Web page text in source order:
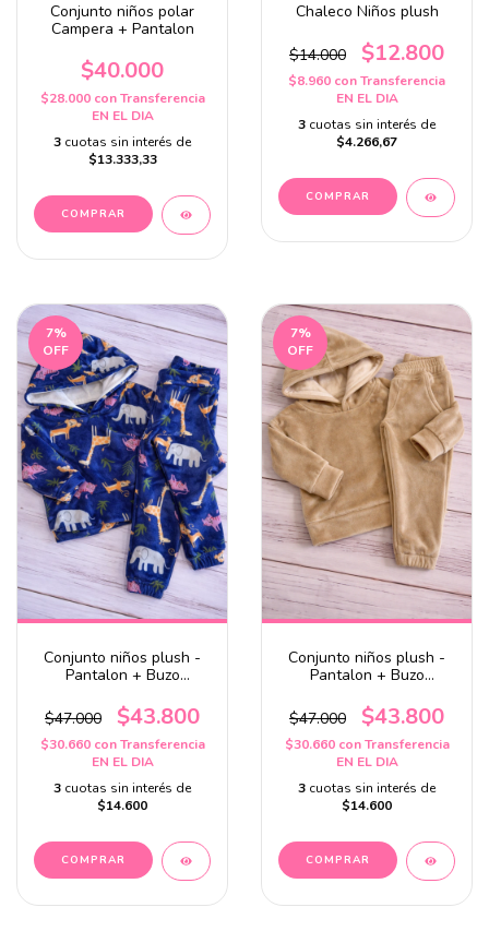
Conjunto niños polar
Campera + Pantalon
$40.000
$28.000 con Transferencia
EN EL DIA
3 cuotas sin interés de
$13.333,33
COMPRAR
Chaleco Niños plush
$14.000 $12.800
$8.960 conTransferencia
EN EL DIA
3 cuotas sin interés de
$4.266,67
COMPRAR
7%
OFF
Conjunto niños plush -
Pantalon + Buzo
$47.000
$43.800
$30.660 con Transferencia
EN EL DIA
3 cuotas sin interés de
$14.600
COMPRAR
7%
OFF
Conjunto niños plush -
Pantalon + Buzo
$47.000
$43.800
$30.660 con Transferencia
EN EL DIA
3 cuotas sin interés de
$14.600
COMPRAR